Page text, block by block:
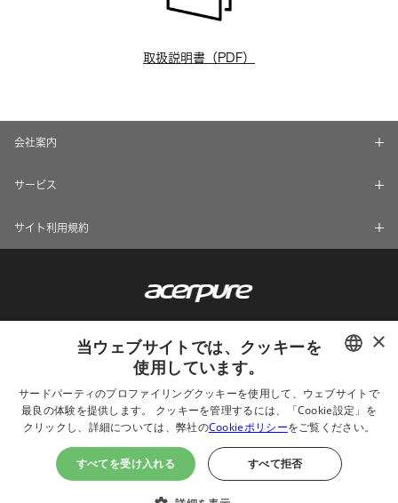
取扱説明書（PDF）
会社案内
サービス
サイト利用規約
© 2024 Acerpure Inc.
Use Internet Explorer 11, Chrome, Firefox and newer browsers to
browse this website with the best effect
ENGLISH
CHINESE
JAPANESE
ไทย
×
当ウェブサイトでは、クッキーを
使用しています。
サードパーティのプロファイリングクッキーを使用して、ウェブサイトで
最良の体験を提供します。 クッキーを管理するには、「Cookie設定」を
クリックし、詳細については、弊社のCookieポリシーをご覧ください。
すべてを受け入れる すべて拒否